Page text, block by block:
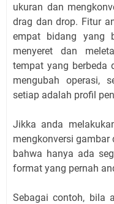
ukuran dan
drag dan drop. Fitur
empat bidang yang
menyeret dan
tempat yang berbeda
mengubah operasi,
setiap adalah profil
Jikka anda
mengkonversi
bahwa hanya ada
format yang pernah
Sebagai contoh, bila